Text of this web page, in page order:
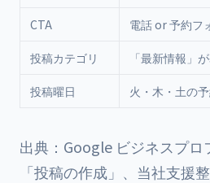
CTA 電話 or 予約フ
投稿カテゴリ 「最新情報」
投稿曜日 火・木・土の
出典：Google ビジネスプ
「投稿の作成」、当社支援